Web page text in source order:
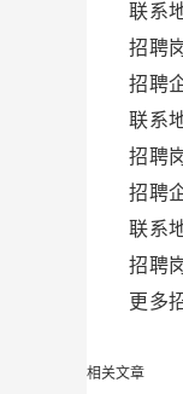
联系
招聘
招聘
联系
招聘
招聘
联系
招聘
更多
相关文章